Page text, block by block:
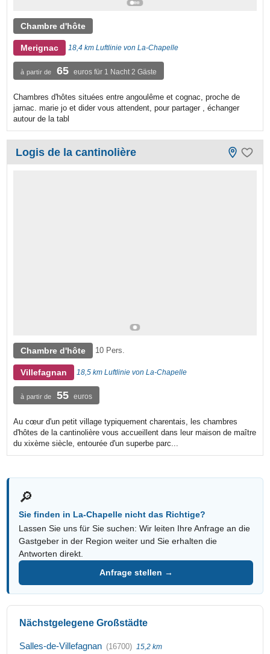
Chambre d'hôte
Merignac 18,4 km Luftlinie von La-Chapelle
à partir de 65 euros für 1 Nacht 2 Gäste
Chambres d'hôtes situées entre angoulême et cognac, proche de
jarnac. marie jo et dider vous attendent, pour partager , échanger
autour de la tabl
Logis de la cantinolière
Chambre d'hôte 10 Pers.
Villefagnan 18,5 km Luftlinie von La-Chapelle
à partir de 55 euros
Au cœur d'un petit village typiquement charentais, les chambres
d'hôtes de la cantinolière vous accueillent dans leur maison de maître
du xixème siècle, entourée d'un superbe parc...
🔎
Sie finden in La-Chapelle nicht das Richtige?
Lassen Sie uns für Sie suchen: Wir leiten Ihre Anfrage an die
Gastgeber in der Region weiter und Sie erhalten die
Antworten direkt.
Anfrage stellen →
Nächstgelegene Großstädte
Salles-de-Villefagnan (16700) 15,2 km